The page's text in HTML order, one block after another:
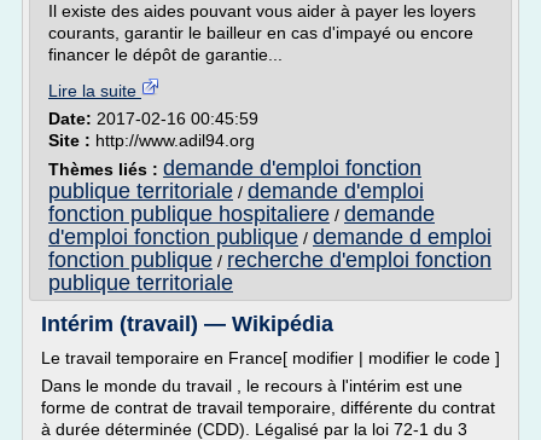
Il existe des aides pouvant vous aider à payer les loyers
courants, garantir le bailleur en cas d'impayé ou encore
financer le dépôt de garantie...
Lire la suite
Date: 2017-02-16 00:45:59
Site : http://www.adil94.org
Thèmes liés : demande d'emploi fonction
publique territoriale / demande d'emploi
fonction publique hospitaliere / demande
d'emploi fonction publique / demande d emploi
fonction publique / recherche d'emploi fonction
publique territoriale
Intérim (travail) — Wikipédia
Le travail temporaire en France[ modifier | modifier le code ]
Dans le monde du travail , le recours à l'intérim est une
forme de contrat de travail temporaire, différente du contrat
à durée déterminée (CDD). Légalisé par la loi 72-1 du 3